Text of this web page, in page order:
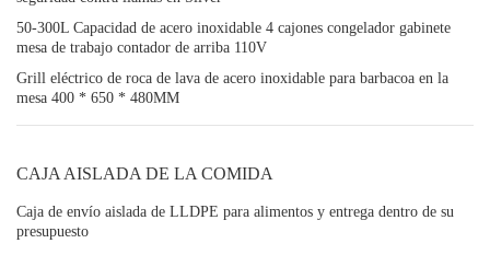
50-300L Capacidad de acero inoxidable 4 cajones congelador gabinete
mesa de trabajo contador de arriba 110V
Grill eléctrico de roca de lava de acero inoxidable para barbacoa en la
mesa 400 * 650 * 480MM
CAJA AISLADA DE LA COMIDA
Caja de envío aislada de LLDPE para alimentos y entrega dentro de su
presupuesto